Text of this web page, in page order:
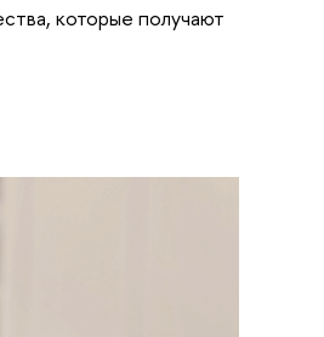
которые получают